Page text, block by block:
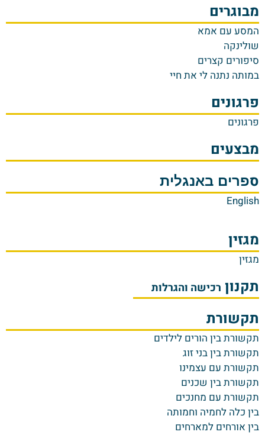
מבוגרים
המסע עם אמא
שולינקה
סיפורים קצרים
במותה נתנה לי את חיי
פרגונים
פרגונים
מבצעים
ספרים באנגלית
English
מגזין
מגזין
תקנון רכישה והגרלות
תקשורת
תקשורת בין הורים לילדים
תקשורת בין בני זוג
תקשורת עם עצמינו
תקשורת בין שכנים
תקשורת עם מחנכים
בין כלה לחמיה וחמותה
בין אורחים למארחים